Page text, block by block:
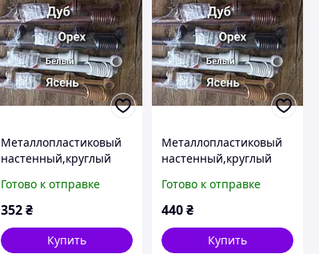
Металлопластиковый
настенный,круглый
спальню 2,8 м
Готово к отправке
352 ₴
Купить
Металлопластиковый
настенный,круглый
спальню 3,5 м
Готово к отправке
440₴
Купить